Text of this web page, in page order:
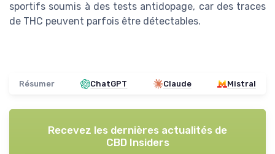
sportifs soumis à des tests antidopage, car des traces
de THC peuvent parfois être détectables.
Résumer ChatGPT Claude Mistral
Recevez les dernières actualités de
CBD Insiders